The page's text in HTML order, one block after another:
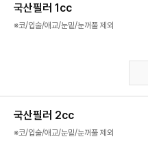
국산필러 1cc
※코/입술/애교/눈밑/눈꺼풀 제외
국산필러 2cc
※코/입술/애교/눈밑/눈꺼풀 제외